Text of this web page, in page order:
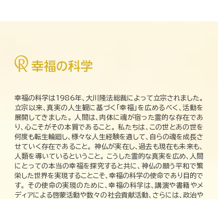
幸福の科学は1986年、大川隆法総裁によって立宗されました。
立宗以来、真実の人生観に基づく「幸福」を広めるべく、活動を
展開してきました。 人間は、肉体に魂が宿った霊的な存在であ
り、心こそがその本質であること。 私たちは、この世とあの世を
何度も転生輪廻し、様々な人生経験を通して、自らの魂を成長さ
せていく存在であること。 神仏が実在し、過去も現在も未来も、
人類を導いているということ。 こうした霊的な真実を広め、人間
にとっての本当の幸福を探究すると共に、神仏の願う平和で繁
栄した世界を実現することこそ、幸福の科学の使命であり目的で
す。 その使命の実現のために、幸福の科学は、講演や書籍やメ
ディアによる啓蒙活動や数々の社会貢献活動、さらには、政治や